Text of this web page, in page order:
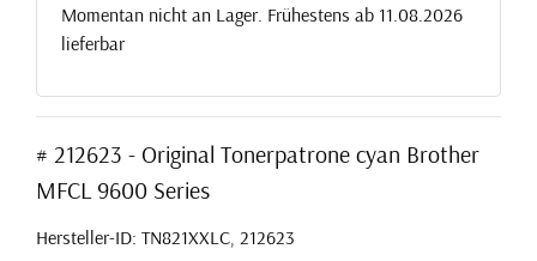
Momentan nicht an Lager. Frühestens ab 11.08.2026
lieferbar
# 212623 - Original Tonerpatrone cyan Brother
MFCL 9600 Series
Hersteller-ID: TN821XXLC, 212623